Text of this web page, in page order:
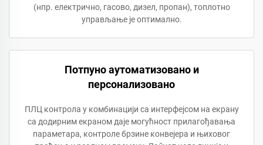
(нпр. електрично, гасово, дизел, пропан), топлотно
управљање је оптимално.
Потпуно аутоматизовано и
персонализовано
ПЛЦ контрола у комбинацији са интерфејсом на екрану
са додирним екраном даје могућност прилагођавања
параметара, контроле брзине конвејера и њиховог